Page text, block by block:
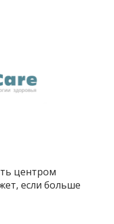
центром
если больше